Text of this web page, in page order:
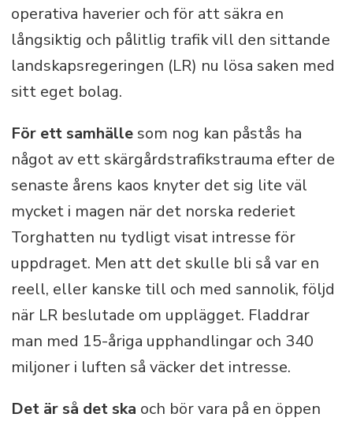
operativa haverier och för att säkra en
långsiktig och pålitlig trafik vill den sittande
landskapsregeringen (LR) nu lösa saken med
sitt eget bolag.
För ett samhällesom nog kan påstås ha
något av ett skärgårdstrafikstrauma efter de
senaste årens kaos knyter det sig lite väl
mycket i magen när det norska rederiet
Torghatten nu tydligt visat intresse för
uppdraget. Men att det skulle bli så var en
reell, eller kanske till och med sannolik, följd
när LR beslutade om upplägget. Fladdrar
man med 15-åriga upphandlingar och 340
miljoner i luften så väcker det intresse.
Det är så det ska och bör vara på en öppen